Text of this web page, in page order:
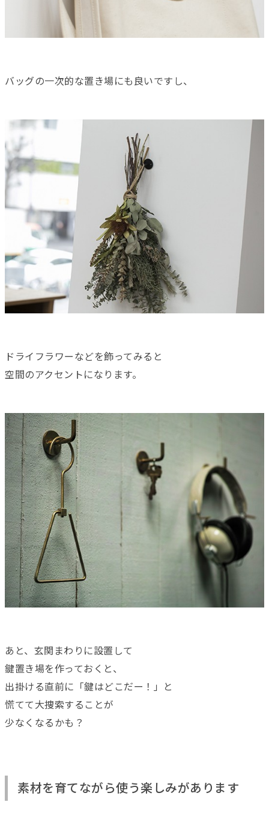
バッグの一次的な置き場にも良いですし、
ドライフラワーなどを飾ってみると
空間のアクセントになります。
あと、玄関まわりに設置して
鍵置き場を作っておくと、
出掛ける直前に「鍵はどこだー！」と
慌てて大捜索することが
少なくなるかも？
素材を育てながら使う楽しみがあります